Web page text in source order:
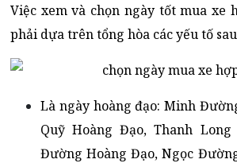
Việc xem và chọn ngày tốt mua xe
phải dựa trên tổng hòa các yếu tố
Là ngày hoàng đạo: Minh
Quỹ Hoàng Đạo, Thanh
Đường Hoàng Đạo, Ngọc